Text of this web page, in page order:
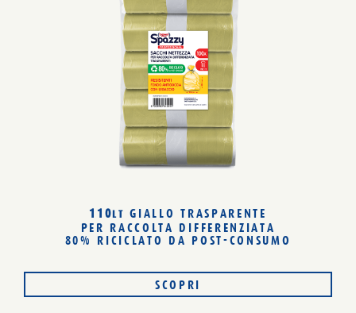
110LT GIALLO TRASPARENTE
PER RACCOLTA DIFFERENZIATA
80% RICICLATO DA POST-CONSUMO
SCOPRI